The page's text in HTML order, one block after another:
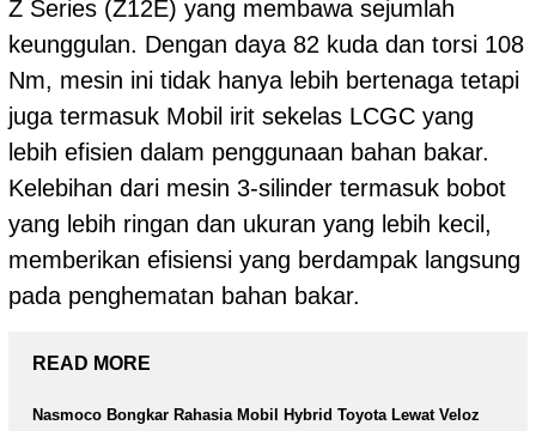
Z Series (Z12E) yang membawa sejumlah
keunggulan. Dengan daya 82 kuda dan torsi 108
Nm, mesin ini tidak hanya lebih bertenaga tetapi
juga termasuk Mobil irit sekelas LCGC yang
lebih efisien dalam penggunaan bahan bakar.
Kelebihan dari mesin 3-silinder termasuk bobot
yang lebih ringan dan ukuran yang lebih kecil,
memberikan efisiensi yang berdampak langsung
pada penghematan bahan bakar.
READ MORE
Nasmoco Bongkar Rahasia Mobil Hybrid Toyota Lewat Veloz